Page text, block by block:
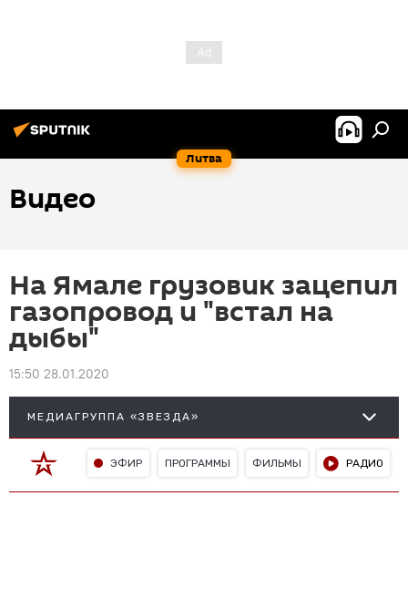
Литва
Видео
На Ямале грузовик зацепил
газопровод и "встал на
дыбы"
15:50 28.01.2020